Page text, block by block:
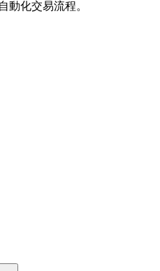
動化交易流程。